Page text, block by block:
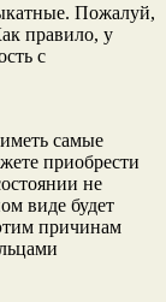
Пожалуй,
правило, у
с
самые
приобрести
не
виде будет
причинам